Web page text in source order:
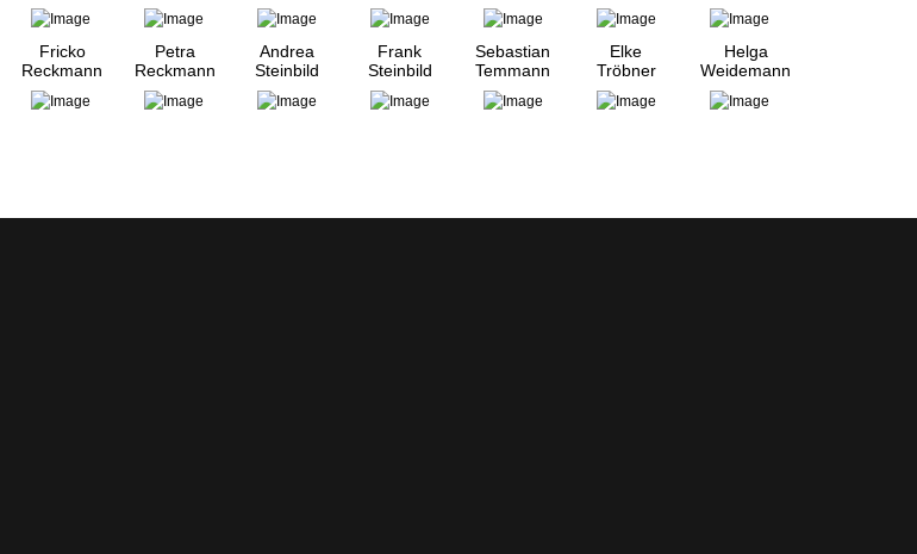
Fricko
Reckmann
Petra
Reckmann
Andrea
Steinbild
Frank
Steinbild
Sebastian
Temmann
Elke
Tröbner
Helga
Weidemann